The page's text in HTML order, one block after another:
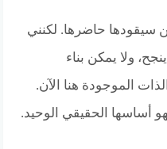
سيقودها حاضرها. لكنني
ولا يمكن بناء
الموجودة هنا الآن.
أساسها الحقيقي الوحيد.